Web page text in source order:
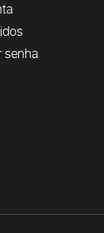
senha